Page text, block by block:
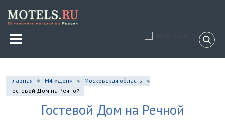
Главная М4 «Дон»
Московская область
Гостевой Дом на Речной
Гостевой Дом на Речной